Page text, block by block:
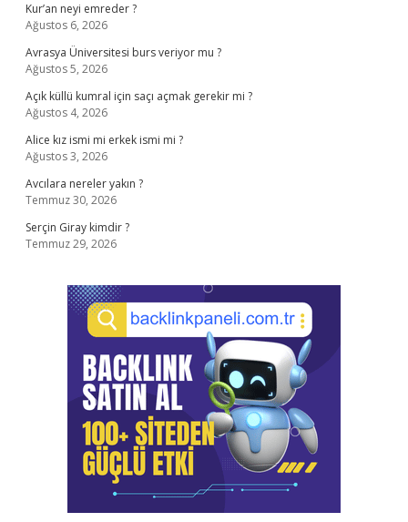
Kur’an neyi emreder ?
Ağustos 6, 2026
Avrasya Üniversitesi burs veriyor mu ?
Ağustos 5, 2026
Açık küllü kumral için saçı açmak gerekir mi ?
Ağustos 4, 2026
Alice kız ismi mi erkek ismi mi ?
Ağustos 3, 2026
Avcılara nereler yakın ?
Temmuz 30, 2026
Serçin Giray kimdir ?
Temmuz 29, 2026